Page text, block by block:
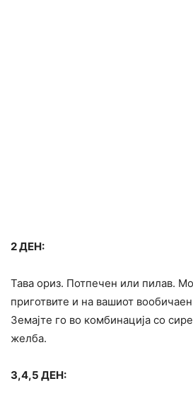
2 ДЕН:
Тава ориз. Потпечен или пилав.
приготвите и на вашиот
Земајте го во комбинација со
желба.
3,4,5 ДЕН: